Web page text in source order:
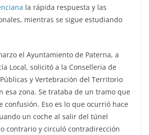
la rápida respuesta y las
mientras se sigue estudiando
el Ayuntamiento de Paterna, a
Local, solicitó a la Conselleria de
y Vertebración del Territorio
esa zona. Se trataba de un tramo que
confusión. Eso es lo que ocurrió hace
un coche al salir del túnel
contrario y circuló contradirección